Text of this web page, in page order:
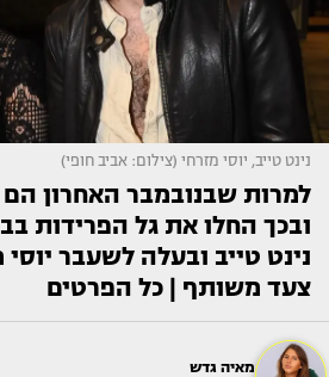
נינט טייב, יוסי מזרחי (צילום: אביב חופי)
למרות שבנובמבר האחרון הם
ובכך החלו את גל הפרידות
נינט טייב ובעלה לשעבר יוסי
צעד משותף | כל הפרטים
מאיה גדש